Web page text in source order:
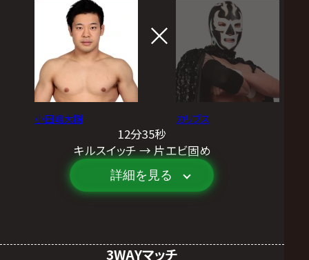
小田嶋大樹 カリブス
12分35秒
キルスイッチ → 片エビ固め
詳細を見る
3WAYマッチ